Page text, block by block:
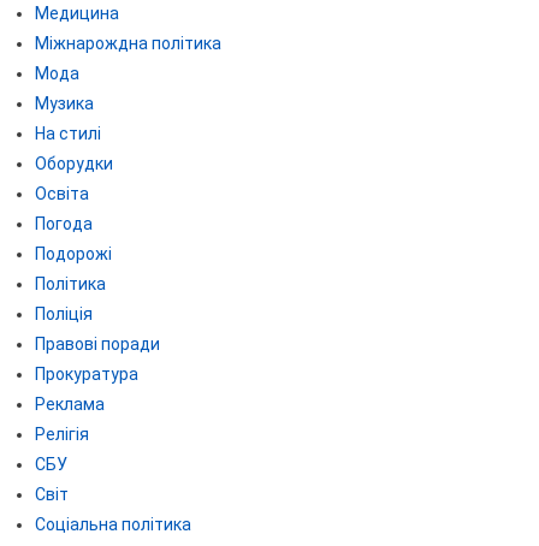
Медицина
Міжнарождна політика
Мода
Музика
На стилі
Оборудки
Освіта
Погода
Подорожі
Політика
Поліція
Правові поради
Прокуратура
Реклама
Релігія
СБУ
Світ
Соціальна політика